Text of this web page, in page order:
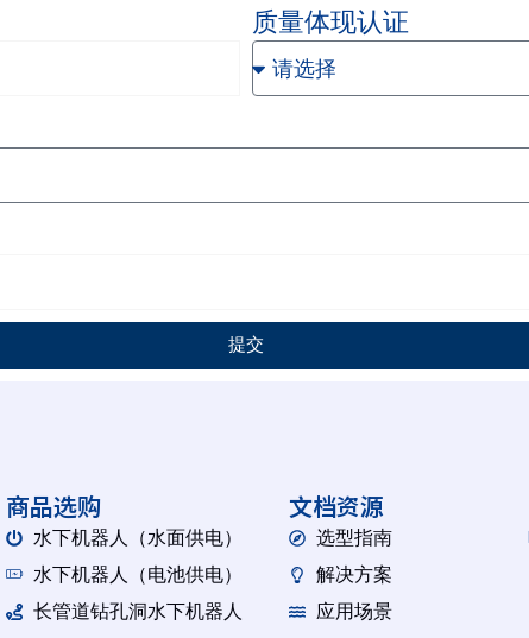
质量体现认证
提交
商品选购
水下机器人（水面供电）
水下机器人（电池供电）
长管道钻孔洞水下机器人
文档资源
选型指南
解决方案
应用场景